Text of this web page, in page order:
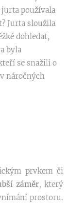
jurta používala
Jurta sloužila
dohledat,
byla
se snažili o
náročných
prvkem či
záměr, který
prostoru.